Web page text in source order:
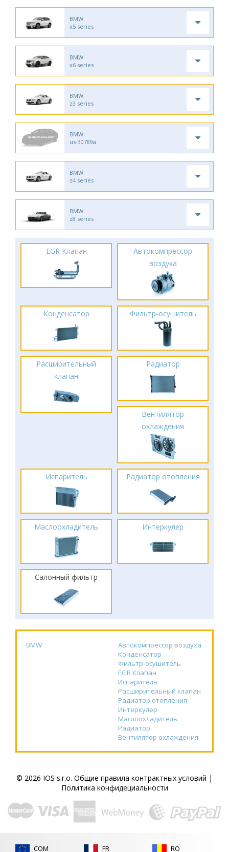
BMW
x5 series
BMW
x6 series
BMW
z3 series
BMW
us-30789a
BMW
z4 series
BMW
z8 series
EGR Клапан
Автокомпрессор
воздуха
Конденсатор Фильтр-осушитель
Расширительный
клапан
Радиатор
Вентилятор
охлаждения
Испаритель Радиатор отопления
Маслоохладитель Интеркулер
Салонный фильтр
BMW
Автокомпрессор воздуха
Конденсатор
Фильтр-осушитель
EGR Клапан
Испаритель
Расширительный клапан
Радиатор отопления
Интеркулер
Маслоохладитель
Радиатор
Вентилятор охлаждения
© 2026 IOS s.r.o. Общие правила контрактных условий |
Политика конфидециальности
COM FR RO